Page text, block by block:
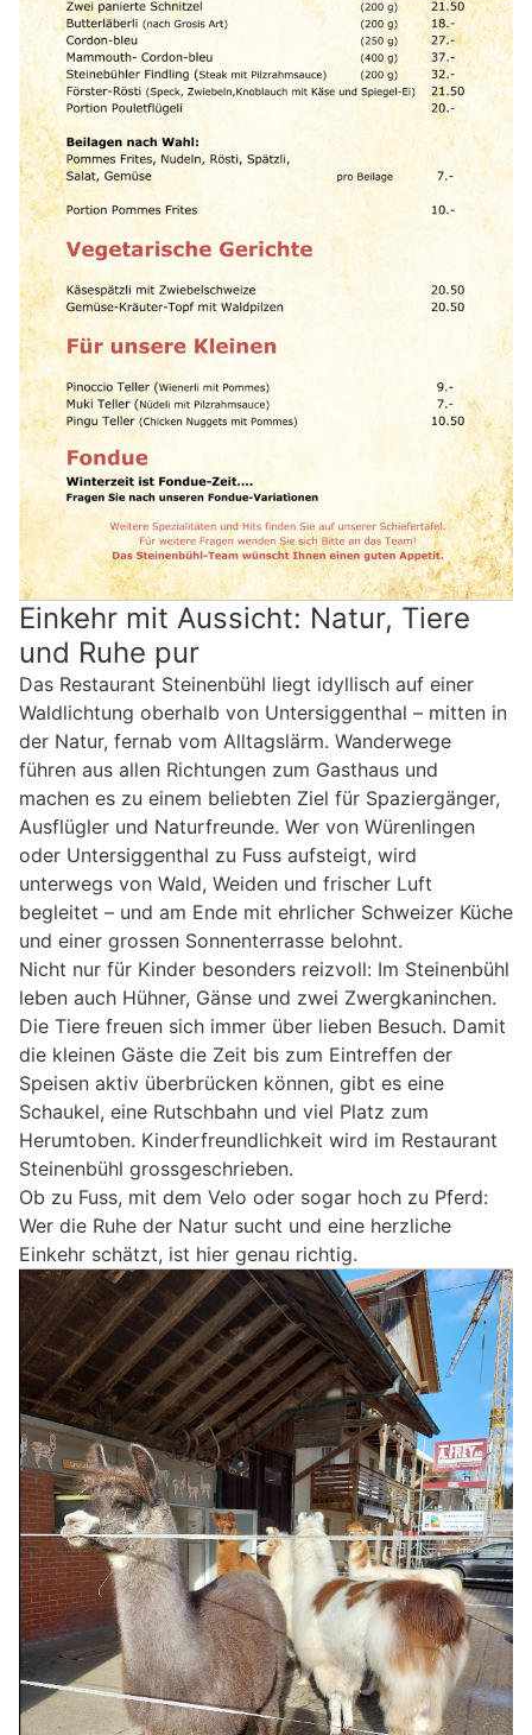
Einkehr mit Aussicht: Natur, Tiere
und Ruhe pur
Das Restaurant Steinenbühl liegt idyllisch auf einer
Waldlichtung oberhalb von Untersiggenthal – mitten in
der Natur, fernab vom Alltagslärm. Wanderwege
führen aus allen Richtungen zum Gasthaus und
machen es zu einem beliebten Ziel für Spaziergänger,
Ausflügler und Naturfreunde. Wer von Würenlingen
oder Untersiggenthal zu Fuss aufsteigt, wird
unterwegs von Wald, Weiden und frischer Luft
begleitet – und am Ende mit ehrlicher Schweizer Küche
und einer grossen Sonnenterrasse belohnt.
Nicht nur für Kinder besonders reizvoll: Im Steinenbühl
leben auch Hühner, Gänse und zwei Zwergkaninchen.
Die Tiere freuen sich immer über lieben Besuch. Damit
die kleinen Gäste die Zeit bis zum Eintreffen der
Speisen aktiv überbrücken können, gibt es eine
Schaukel, eine Rutschbahn und viel Platz zum
Herumtoben. Kinderfreundlichkeit wird im Restaurant
Steinenbühl grossgeschrieben.
Ob zu Fuss, mit dem Velo oder sogar hoch zu Pferd:
Wer die Ruhe der Natur sucht und eine herzliche
Einkehr schätzt, ist hier genau richtig.